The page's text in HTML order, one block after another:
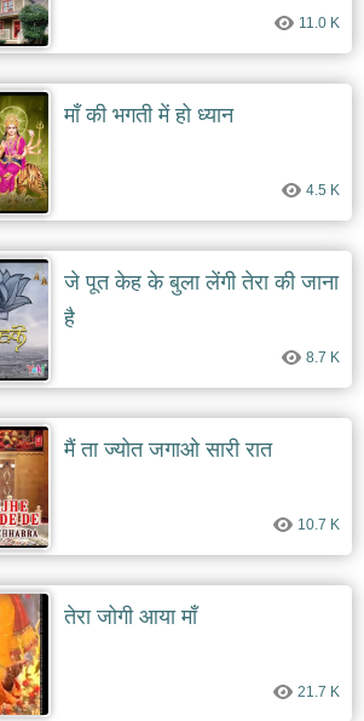
11.0 K
माँ की भगती में हो ध्यान
4.5 K
जे पूत केह के बुला लेंगी तेरा की जाना
है
8.7 K
मैं ता ज्योत जगाओ सारी रात
10.7 K
तेरा जोगी आया माँ
21.7 K